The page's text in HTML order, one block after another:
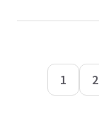
1 2